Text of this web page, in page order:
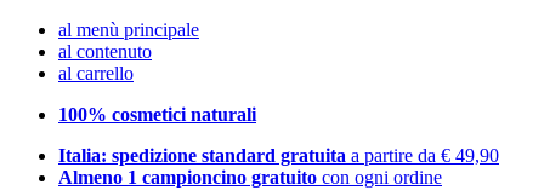
al menù principale
al contenuto
al carrello
100% cosmetici naturali
Italia: spedizione standard gratuita a partire da € 49,90
Almeno 1 campioncino gratuito con ogni ordine